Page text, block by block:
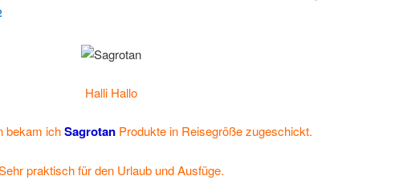
Halli Hallo
bekam ichSagrotan Produkte in Reisegröße zugeschickt.
praktisch für den Urlaub und Ausfüge.